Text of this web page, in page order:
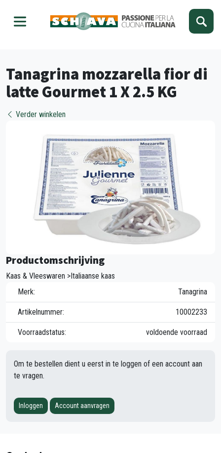
Tanagrina mozzarella fior di
latte Gourmet 1 X 2.5 KG
Verder winkelen
Productomschrijving
Kaas & Vleeswaren >Italiaanse kaas
Merk:
Tanagrina
Artikelnummer: 10002233
Voorraadstatus: voldoende voorraad
Om te bestellen dient u eerst in te loggen of een account aan
te vragen.
Inloggen Account aanvragen